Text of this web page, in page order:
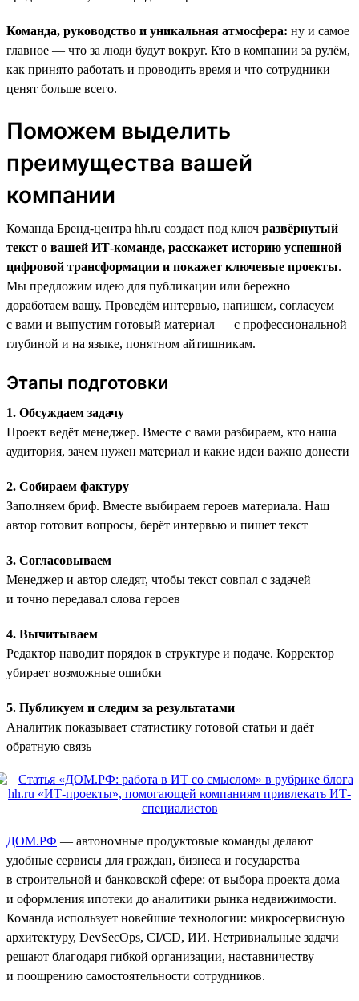
Команда, руководство и уникальная атмосфера: ну и самое
главное — что за люди будут вокруг. Кто в компании за рулём,
как принято работать и проводить время и что сотрудники
ценят больше всего.
Поможем выделить
преимущества вашей
компании
Команда Бренд-центра hh.ru создаст под ключ развёрнутый
текст о вашей ИТ-команде, расскажет историю успешной
цифровой трансформации и покажет ключевые проекты.
Мы предложим идею для публикации или бережно
доработаем вашу. Проведём интервью, напишем, согласуем
с вами и выпустим готовый материал — с профессиональной
глубиной и на языке, понятном айтишникам.
Этапы подготовки
1. Обсуждаем задачу
Проект ведёт менеджер. Вместе с вами разбираем, кто наша
аудитория, зачем нужен материал и какие идеи важно донести
2. Собираем фактуру
Заполняем бриф. Вместе выбираем героев материала. Наш
автор готовит вопросы, берёт интервью и пишет текст
3. Согласовываем
Менеджер и автор следят, чтобы текст совпал с задачей
и точно передавал слова героев
4. Вычитываем
Редактор наводит порядок в структуре и подаче. Корректор
убирает возможные ошибки
5. Публикуем и следим за результатами
Аналитик показывает статистику готовой статьи и даёт
обратную связь
ДОМ.РФ — автономные продуктовые команды делают
удобные сервисы для граждан, бизнеса и государства
в строительной и банковской сфере: от выбора проекта дома
и оформления ипотеки до аналитики рынка недвижимости.
Команда использует новейшие технологии: микросервисную
архитектуру, DevSecOps, CI/CD, ИИ. Нетривиальные задачи
решают благодаря гибкой организации, наставничеству
и поощрению самостоятельности сотрудников.